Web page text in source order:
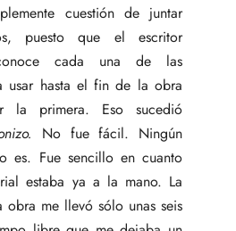
cuestión de juntar
puesto que el escritor
cada una de las
usar hasta el fin de la obra
la primera. Eso sucedió
No fue fácil. Ningún
es. Fue sencillo en cuanto
estaba ya a la mano. La
me llevó sólo unas seis